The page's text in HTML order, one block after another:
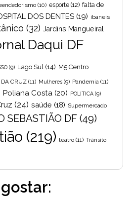
(10) esporte (12) falta de
DOS DENTES (19) ibaneis
(32) Jardins Mangueiral
Daqui DF
(9) Lago Sul (14) M5 Centro
DA CRUZ (11) Mulheres (9) Pandemia (11)
Poliana Costa (20) POLITICA (9)
(24) saúde (18) Supermercado
SEBASTIÃO DF (49)
(219) teatro (11) Trânsito